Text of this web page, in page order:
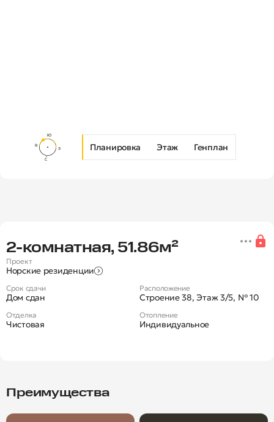
Планировка Этаж Генплан
Новая 2-комнатная квартира в
2‑комнатная, 51.86м²
Проект
Норские резиденции
Срок сдачи
Дом сдан
Расположение
Строение 38, Этаж 3/5, № 10
Отделка
Чистовая
Отопление
Индивидуальное
Преимущества